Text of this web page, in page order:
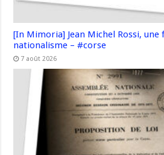
[In Mimoria] Jean Michel Rossi,
nationalisme – #corse
7 août 2026